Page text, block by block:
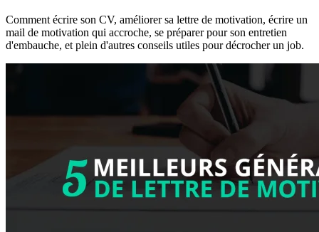
Comment écrire son CV, améliorer sa lettre de motivation, écrire un
mail de motivation qui accroche, se préparer pour son entretien
d'embauche, et plein d'autres conseils utiles pour décrocher un job.